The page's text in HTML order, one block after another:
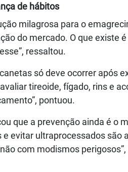
de hábitos
milagrosa para o
do mercado. O que existe
ressaltou.
só deve ocorrer após
tireoide, fígado, rins e
pontuou.
que a prevenção ainda é o
evitar ultraprocessados são
com modismos